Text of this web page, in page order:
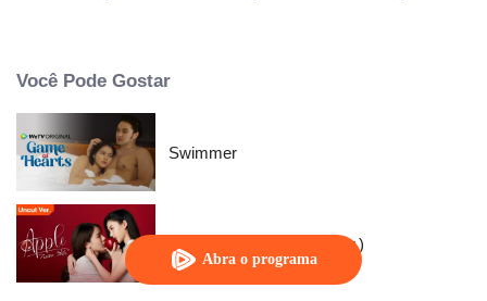
Abra o programa
Você Pode Gostar
Swimmer
Apple My Love (Uncut Ver.)